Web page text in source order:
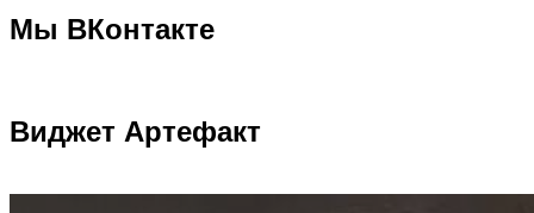
Мы ВКонтакте
Виджет Артефакт